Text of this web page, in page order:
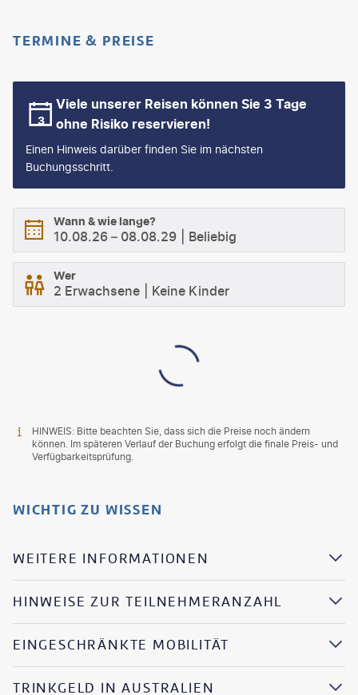
TERMINE & PREISE
Viele unserer Reisen können Sie 3 Tage
ohne Risiko reservieren!
Einen Hinweis darüber finden Sie im nächsten
Buchungsschritt.
Wann & wie lange?
10.08.26 – 08.08.29 Beliebig
Wer
2 Erwachsene Keine Kinder
HINWEIS: Bitte beachten Sie, dass sich die Preise noch ändern
können. Im späteren Verlauf der Buchung erfolgt die finale Preis- und
Verfügbarkeitsprüfung.
WICHTIG ZU WISSEN
WEITERE INFORMATIONEN
HINWEISE ZUR TEILNEHMERANZAHL
EINGESCHRÄNKTE MOBILITÄT
TRINKGELD IN AUSTRALIEN